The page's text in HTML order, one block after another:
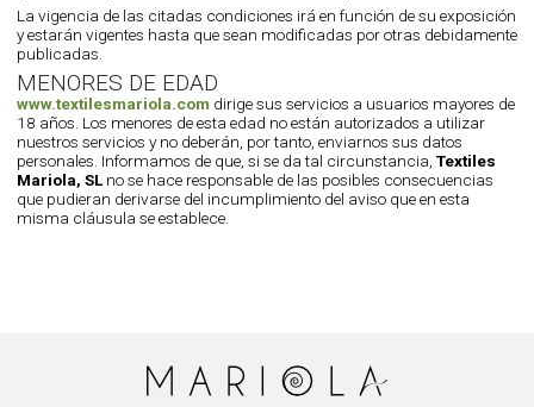
La vigencia de las citadas condiciones irá en función de su exposición
y estarán vigentes hasta que sean modificadas por otras debidamente
publicadas.
MENORES DE EDAD
www.textilesmariola.com dirige sus servicios a usuarios mayores de
18 años. Los menores de esta edad no están autorizados a utilizar
nuestros servicios y no deberán, por tanto, enviarnos sus datos
personales. Informamos de que, si se da tal circunstancia, Textiles
Mariola, SLno se hace responsable de las posibles consecuencias
que pudieran derivarse del incumplimiento del aviso que en esta
misma cláusula se establece.